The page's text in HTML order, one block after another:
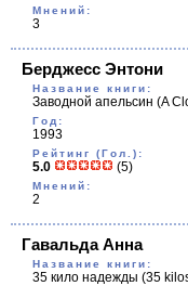
Мнений:
3
Берджесс Энтони
Название книги:
Заводной апельсин (A
Год:
1993
Рейтинг (Гол.):
5.0 (5)
Мнений:
2
Гавальда Анна
Название книги:
35 кило надежды (35